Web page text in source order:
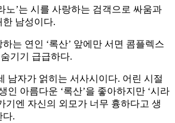
노’는 시를 사랑하는 검객으로 싸움과
남성이다.
는 연인 ‘록산’ 앞에만 서면 콤플렉스
기기 급급하다.
남자가 얽히는 서사시이다. 어린 시절
인 아름다운 ‘록산’을 좋아하지만 ‘시라
기엔 자신의 외모가 너무 흉하다고 생
다.